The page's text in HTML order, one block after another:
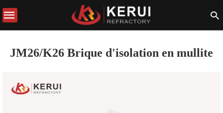
JM26/K26 Brique d'isolation en mullite